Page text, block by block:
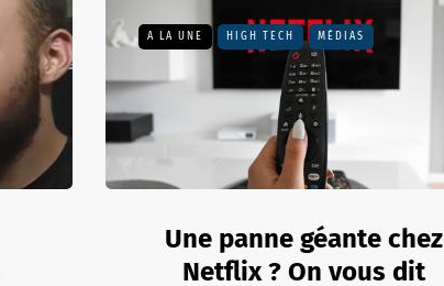
A LA UNE HIGH TECH MÉDIAS
Une panne géante chez
Netflix ? On vous dit